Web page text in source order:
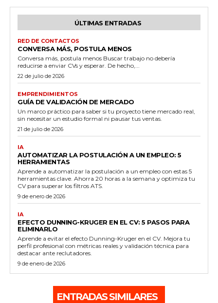
ÚLTIMAS ENTRADAS
RED DE CONTACTOS
CONVERSA MÁS, POSTULA MENOS
Conversa más, postula menos Buscar trabajo no debería
reducirse a enviar CVs y esperar. De hecho,...
22 de julio de 2026
EMPRENDIMIENTOS
GUÍA DE VALIDACIÓN DE MERCADO
Un marco práctico para saber si tu proyecto tiene mercado real,
sin necesitar un estudio formal ni pausar tus ventas.
21 de julio de 2026
IA
AUTOMATIZAR LA POSTULACIÓN A UN EMPLEO: 5
HERRAMIENTAS
Aprende a automatizar la postulación a un empleo con estas 5
herramientas clave. Ahorra 20 horas a la semana y optimiza tu
CV para superar los filtros ATS.
9 de enero de 2026
IA
EFECTO DUNNING-KRUGER EN EL CV: 5 PASOS PARA
ELIMINARLO
Aprende a evitar el efecto Dunning-Kruger en el CV. Mejora tu
perfil profesional con métricas reales y validación técnica para
destacar ante reclutadores.
9 de enero de 2026
ENTRADAS SIMILARES